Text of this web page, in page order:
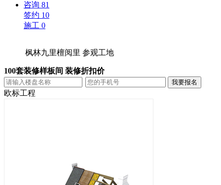
咨询 81
签约 10
施工 0
枫林九里檀阅里参观工地
100套装修样板间 装修折扣价
欧标工程